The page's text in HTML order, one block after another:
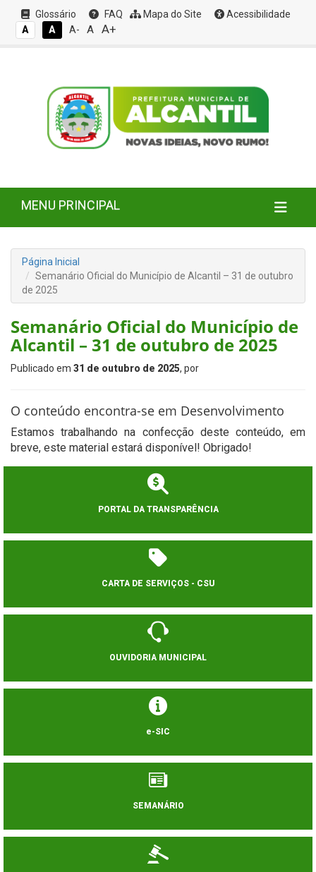
Glossário FAQ Mapa do Site
Acessibilidade
A
A A- A A+
MENU PRINCIPAL
Página Inicial
Semanário Oficial do Município de Alcantil – 31 de outubro
de 2025
Semanário Oficial do Município de
Alcantil – 31 de outubro de 2025
Publicado em 31 de outubro de 2025, por
O conteúdo encontra-se em Desenvolvimento
Estamos trabalhando na confecção deste conteúdo, em
breve, este material estará disponível! Obrigado!
PORTAL DA TRANSPARÊNCIA
CARTA DE SERVIÇOS - CSU
OUVIDORIA MUNICIPAL
e-SIC
SEMANÁRIO